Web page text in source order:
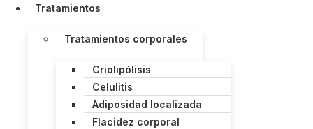
Tratamientos
Tratamientos corporales
Criolipólisis
Celulitis
Adiposidad localizada
Flacidez corporal